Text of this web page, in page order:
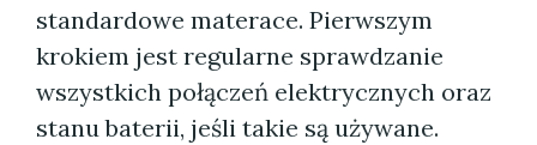
standardowe materace. Pierwszym
krokiem jest regularne sprawdzanie
wszystkich połączeń elektrycznych oraz
stanu baterii, jeśli takie są używane.